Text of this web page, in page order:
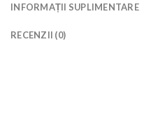
INFORMAȚII SUPLIMENTARE
RECENZII (0)